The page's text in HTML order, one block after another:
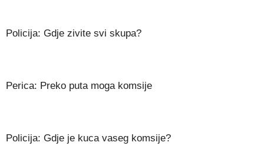
Policija: Gdje zivite svi skupa?
Perica: Preko puta moga komsije
Policija: Gdje je kuca vaseg komsije?